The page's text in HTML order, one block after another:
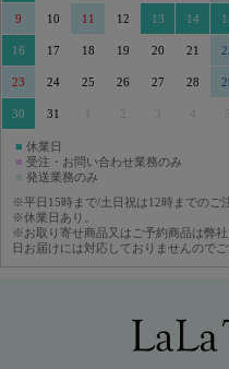
9 10 11 12 13 14
16 17 18 19 20 21
23 24 25 26 27 28
30 31
■ 休業日
■ 受注・お問い合わせ業務のみ
■ 発送業務のみ
※平日15時まで/土日祝は12時までのご
※休業日あり。
※お取り寄せ商品又はご予約商品は弊
日お届けには対応しておりませんのでご